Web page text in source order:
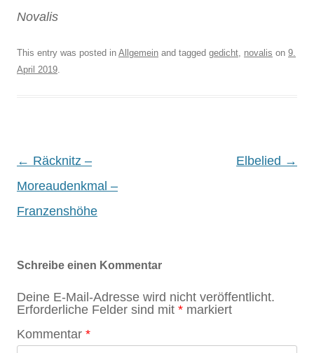
Novalis
This entry was posted in Allgemein and tagged gedicht, novalis on 9.
April 2019.
Post navigation
← Räcknitz –
Moreaudenkmal –
Franzenshöhe
Elbelied →
Schreibe einen Kommentar
Deine E-Mail-Adresse wird nicht veröffentlicht.
Erforderliche Felder sind mit * markiert
Kommentar *